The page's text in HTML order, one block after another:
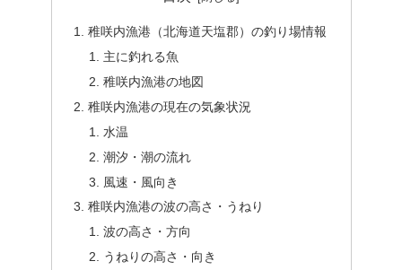
稚咲内漁港（北海道天塩郡）の釣り場情報
主に釣れる魚
稚咲内漁港の地図
稚咲内漁港の現在の気象状況
水温
潮汐・潮の流れ
風速・風向き
稚咲内漁港の波の高さ・うねり
波の高さ・方向
うねりの高さ・向き